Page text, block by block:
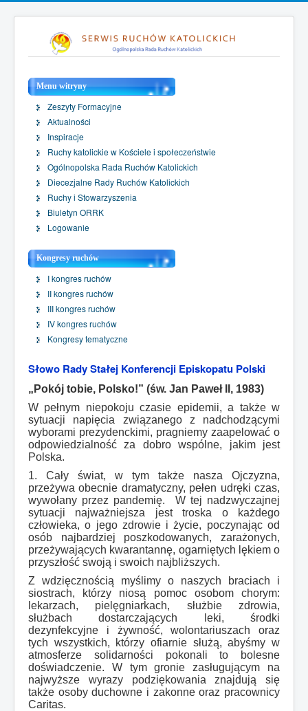
Menu witryny
Zeszyty Formacyjne
Aktualności
Inspiracje
Ruchy katolickie w Kościele i społeczeństwie
Ogólnopolska Rada Ruchów Katolickich
Diecezjalne Rady Ruchów Katolickich
Ruchy i Stowarzyszenia
Biuletyn ORRK
Logowanie
Kongresy ruchów
I kongres ruchów
II kongres ruchów
III kongres ruchów
IV kongres ruchów
Kongresy tematyczne
Słowo Rady Stałej Konferencji Episkopatu Polski
„Pokój tobie, Polsko!” (św. Jan Paweł II, 1983)
W pełnym niepokoju czasie epidemii, a także w
sytuacji napięcia związanego z nadchodzącymi
wyborami prezydenckimi, pragniemy zaapelować o
odpowiedzialność za dobro wspólne, jakim jest
Polska.
1. Cały świat, w tym także nasza Ojczyzna,
przeżywa obecnie dramatyczny, pełen udręki czas,
wywołany przez pandemię. W tej nadzwyczajnej
sytuacji najważniejsza jest troska o każdego
człowieka, o jego zdrowie i życie, poczynając od
osób najbardziej poszkodowanych, zarażonych,
przeżywających kwarantannę, ogarniętych lękiem o
przyszłość swoją i swoich najbliższych.
Z wdzięcznością myślimy o naszych braciach i
siostrach, którzy niosą pomoc osobom chorym:
lekarzach, pielęgniarkach, służbie zdrowia,
służbach dostarczających leki, środki
dezynfekcyjne i żywność, wolontariuszach oraz
tych wszystkich, którzy ofiarnie służą, abyśmy w
atmosferze solidarności pokonali to bolesne
doświadczenie. W tym gronie zasługującym na
najwyższe wyrazy podziękowania znajdują się
także osoby duchowne i zakonne oraz pracownicy
Caritas.